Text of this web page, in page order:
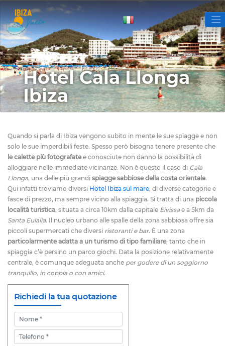
Hotel Cala Llonga
Ibiza
Quando si parla di Ibiza vengono subito in mente le sue spiagge e non
solo le sue imperdibili feste. Spesso però bisogna tenere presente che
le calette più fotografatee conosciute non danno la possibilità di
alloggiare nelle immediate vicinanze. Non è questo il caso di Cala
Llonga, una delle più grandi spiagge sabbiose della costa orientale.
Qui infatti troviamo diversi Hotel Ibiza sul mare, di diverse categorie e
fasce di prezzo, ma sempre vicino alla spiaggia. Si tratta di una piccola
località turistica, situata a circa 10km dalla capitale Eivissa e a 5km da
Santa Eulalia. Il nucleo urbano alle spalle della zona sabbiosa offre sia
piccoli supermercati che diversi ristoranti e bar. È una zona
particolarmente adatta a un turismo di tipo familiare, tanto che in
spiaggia c’è persino un parco giochi. Data la posizione relativamente
centrale, è comunque adeguata anche per godere di un soggiorno
tranquillo, in coppia o con amici.
Richiedi la tua quotazione
Nome
Telefono